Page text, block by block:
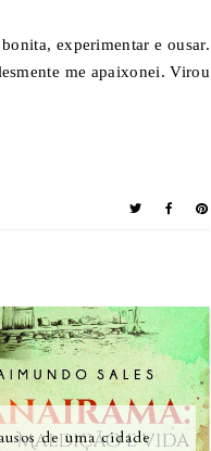
experimentar e ousar.
me apaixonei. Virou
de uma cidade